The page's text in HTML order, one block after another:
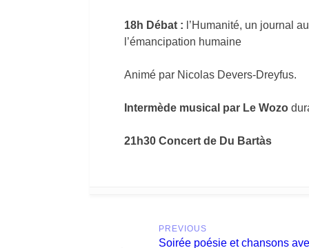
18h Débat : l’Humanité, un journal
l’émancipation humaine
Animé par Nicolas Devers-Dreyfus.
Intermède musical par Le Wozo
21h30 Concert de Du Bartàs
navigation
PREVIOUS
Previous
Soirée poésie et chansons